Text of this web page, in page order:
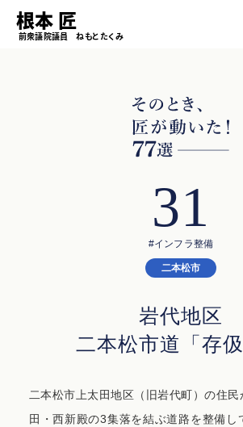
根本 匠
前衆議院議員 ねもと たくみ
31
#インフラ整備
二本松市
岩代地区
二本松市道「存伋
二本松市上太田地区（旧岩代町）の住民
田・西新殿の3集落を結ぶ道路を整備し